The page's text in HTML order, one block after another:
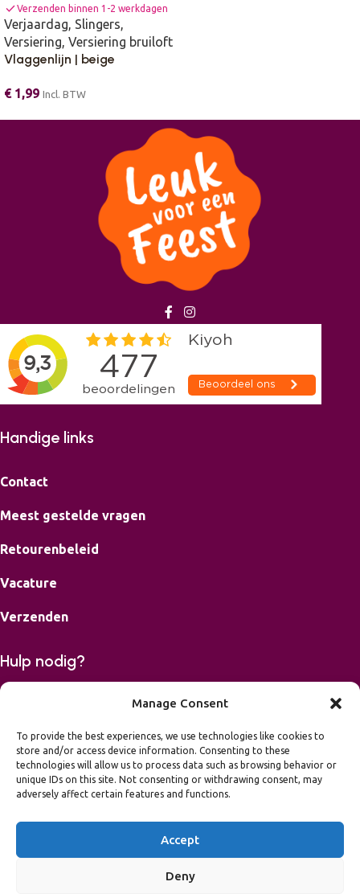
Manage Consent
To provide the best experiences, we use technologies like cookies to
store and/or access device information. Consenting to these
technologies will allow us to process data such as browsing behavior or
unique IDs on this site. Not consenting or withdrawing consent, may
adversely affect certain features and functions.
Accept
Deny
checkVerzenden binnen 1-2 werkdagen
Verjaardag, Slingers,
Versiering, Versiering bruiloft
Vlaggenlijn | beige
€1,99 Incl. BTW
Handige links
Contact
Meest gestelde vragen
Retourenbeleid
Vacature
Verzenden
Hulp nodig?
Bereikbaar op maandag, dinsdag, donderdag en vrijdag van
06 42426867
mailinfo@leukvooreenfeest.nl
Algemene voorwaarden
Toegankelijkheidsverklaring
2026 Leuk voor een Feest
NL37 INGB 0007 4379 93